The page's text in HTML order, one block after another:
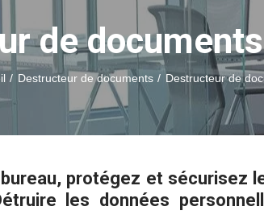
de
Destructeur de documents Destructeur de
protégez et
les données